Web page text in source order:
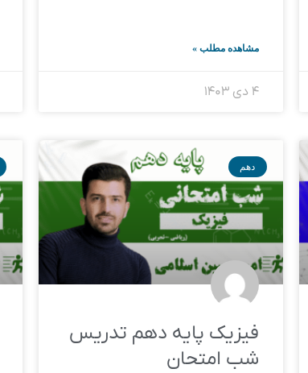
مشاهده مطلب »
۴ دی ۱۴۰۳
دهم
فیزیک پایه دهم تدریس
شب امتحان